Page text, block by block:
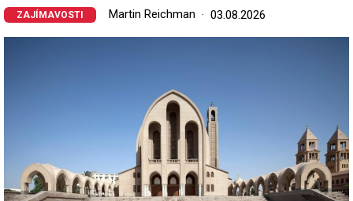
ZAJÍMAVOSTI Martin Reichman 03.08.2026